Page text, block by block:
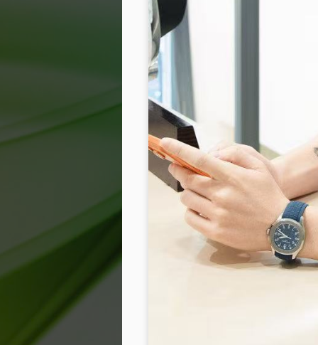
JUL
13
Quyn Si ghi dấu ấn
trên ấn phẩm quốc tế
Beauty Queen
Sau một thời gian vắng bóng,
Miss International Beauty Queen
2023 Quyn Si chính thức trở lại
khi xuất hiện trên ấn phẩm quốc
tế Beauty Queen với bộ ảnh mang
tinh thần thanh lịch và đầy chất
thơ.
Không lựa chọn hình ảnh sắc sảo
hay hào nhoáng thường thấy,
Quyn Si chinh phục người xem
bằng vẻ đẹp nhẹ nhàng, tự nhiên
cùng thần thái điềm tĩnh của một
người phụ nữ trưởng thành. Mỗi
khung hình đều tôn vinh sự tinh
tế, bản lĩnh và sức hút đến từ nội
tâm hơn là những giá trị hào